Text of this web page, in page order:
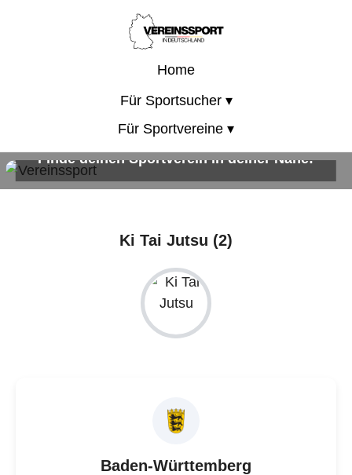
Home
Für Sportsucher ▾
Für Sportvereine ▾
Finde deinen Sportverein in deiner Nähe!
Ki Tai Jutsu (2)
Baden-Württemberg